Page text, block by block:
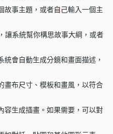
故事主題，或者自己輸入一個主
讓系統幫你構思故事大綱，或者
統會自動生成分鏡和畫面描述，
畫布尺寸、模板和畫風，以符合
容生成插畫。如果需要，可以對